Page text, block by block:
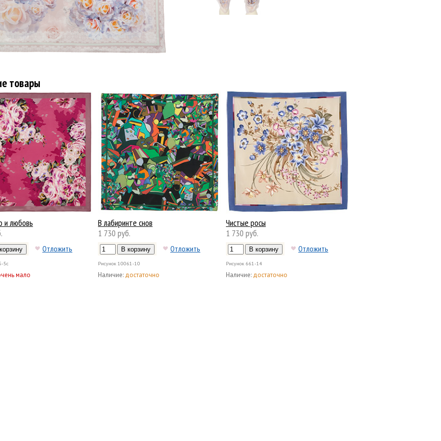
товары
и любовь
Отложить
5с
мало
В лабиринте снов
1 730 руб.
Отложить
Рисунок 10061-10
Наличие: достаточно
Чистые росы
1 730 руб.
Отложить
Рисунок 661-14
Наличие: достаточно